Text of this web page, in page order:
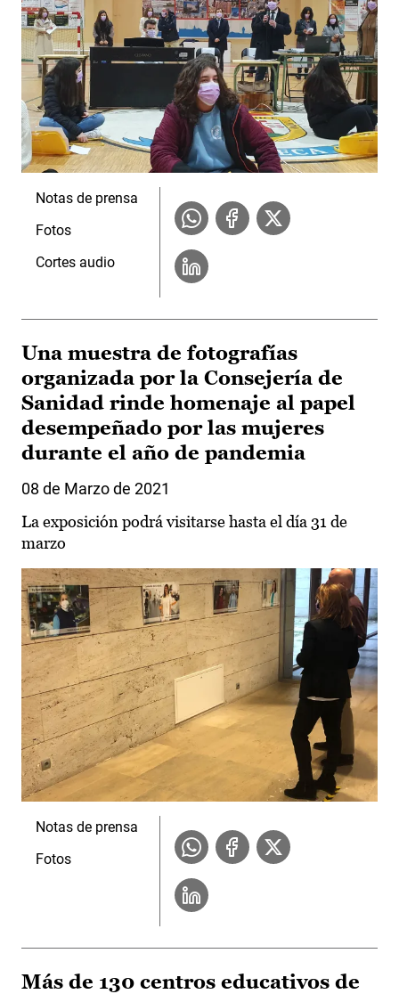
Notas de prensa
Fotos
Cortes audio
Una muestra de fotografías
organizada por la Consejería de
Sanidad rinde homenaje al papel
desempeñado por las mujeres
durante el año de pandemia
08 de Marzo de 2021
La exposición podrá visitarse hasta el día 31 de
marzo
Notas de prensa
Fotos
Más de 130 centros educativos de